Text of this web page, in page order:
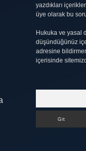
yazdıkları
üye olarak bu
Hukuka ve yasal
düşündüğünüz
adresine
içerisinde